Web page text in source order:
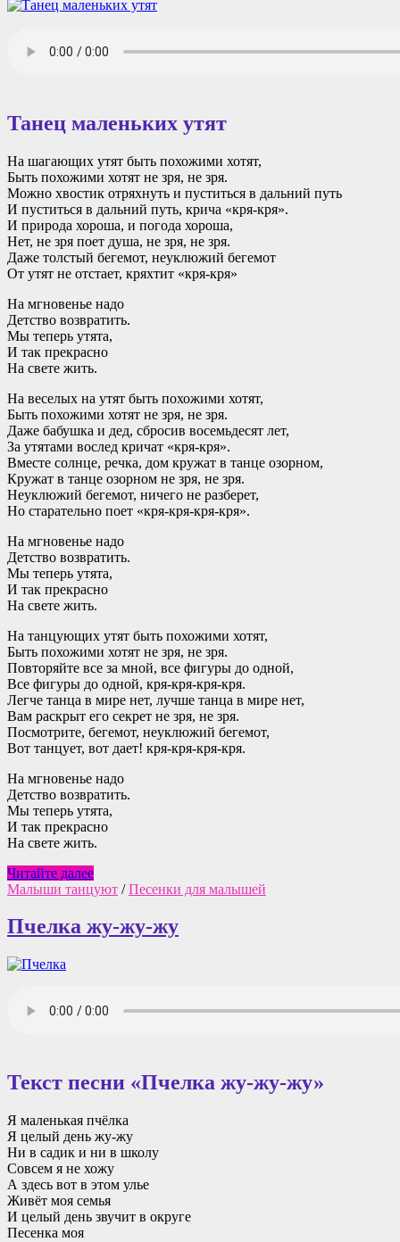
Танец маленьких утят
На шагающих утят быть похожими хотят,
Быть похожими хотят не зря, не зря.
Можно хвостик отряхнуть и пуститься в дальний путь
И пуститься в дальний путь, крича «кря-кря».
И природа хороша, и погода хороша,
Нет, не зря поет душа, не зря, не зря.
Даже толстый бегемот, неуклюжий бегемот
От утят не отстает, кряхтит «кря-кря»
На мгновенье надо
Детство возвратить.
Мы теперь утята,
И так прекрасно
На свете жить.
На веселых на утят быть похожими хотят,
Быть похожими хотят не зря, не зря.
Даже бабушка и дед, сбросив восемьдесят лет,
За утятами вослед кричат «кря-кря».
Вместе солнце, речка, дом кружат в танце озорном,
Кружат в танце озорном не зря, не зря.
Неуклюжий бегемот, ничего не разберет,
Но старательно поет «кря-кря-кря-кря».
На мгновенье надо
Детство возвратить.
Мы теперь утята,
И так прекрасно
На свете жить.
На танцующих утят быть похожими хотят,
Быть похожими хотят не зря, не зря.
Повторяйте все за мной, все фигуры до одной,
Все фигуры до одной, кря-кря-кря-кря.
Легче танца в мире нет, лучше танца в мире нет,
Вам раскрыт его секрет не зря, не зря.
Посмотрите, бегемот, неуклюжий бегемот,
Вот танцует, вот дает! кря-кря-кря-кря.
На мгновенье надо
Детство возвратить.
Мы теперь утята,
И так прекрасно
На свете жить.
Утята
Читайте далее
Малыши танцуют /Песенки для малышей
Пчелка жу-жу-жу
Текст песни «Пчелка жу-жу-жу»
Я маленькая пчёлка
Я целый день жу-жу
Ни в садик и ни в школу
Совсем я не хожу
А здесь вот в этом улье
Живёт моя семья
И целый день звучит в округе
Песенка моя